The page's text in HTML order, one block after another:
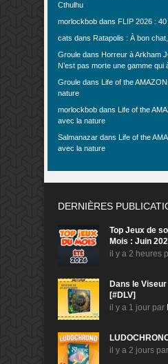
Cthulhu
morlockbob dans FLIP 2026 :
cats dans Ratapolis : À bon
Groule dans Horreur à Arkham
N’est pas morte une gamme qui
Groule dans
Life of the
nature
morlockbob dans
Life of the
avec la nature
Salmanazar dans
Life of the
avec la nature
DERNIÈRES
Top Jeux de
Mois : Juin
il y a 2 heures
Dans le
[#DLV]
il y a 1 jour par
il y a 2 jours par